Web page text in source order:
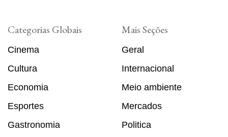
Categorias Globais
Cinema
Cultura
Economia
Esportes
Gastronomia
Mais Seções
Geral
Internacional
Meio ambiente
Mercados
Politica